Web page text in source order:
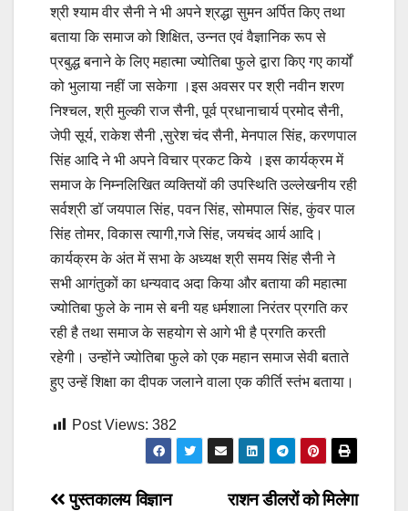
श्री श्याम वीर सैनी ने भी अपने श्रद्धा सुमन अर्पित किए तथा
बताया कि समाज को शिक्षित, उन्नत एवं वैज्ञानिक रूप से
प्रबुद्ध बनाने के लिए महात्मा ज्योतिबा फुले द्वारा किए गए कार्यों
को भुलाया नहीं जा सकेगा ।इस अवसर पर श्री नवीन शरण
निश्चल, श्री मुल्की राज सैनी, पूर्व प्रधानाचार्य प्रमोद सैनी,
जेपी सूर्य, राकेश सैनी ,सुरेश चंद सैनी, मेनपाल सिंह, करणपाल
सिंह आदि ने भी अपने विचार प्रकट किये ।इस कार्यक्रम में
समाज के निम्नलिखित व्यक्तियों की उपस्थिति उल्लेखनीय रही
सर्वश्री डॉ जयपाल सिंह, पवन सिंह, सोमपाल सिंह, कुंवर पाल
सिंह तोमर, विकास त्यागी,गजे सिंह, जयचंद आर्य आदि।
कार्यक्रम के अंत में सभा के अध्यक्ष श्री समय सिंह सैनी ने
सभी आगंतुकों का धन्यवाद अदा किया और बताया की महात्मा
ज्योतिबा फुले के नाम से बनी यह धर्मशाला निरंतर प्रगति कर
रही है तथा समाज के सहयोग से आगे भी है प्रगति करती
रहेगी। उन्होंने ज्योतिबा फुले को एक महान समाज सेवी बताते
हुए उन्हें शिक्षा का दीपक जलाने वाला एक कीर्ति स्तंभ बताया।
Post Views: 382
राशन डीलरों को मिलेगा
पुस्तकालय विज्ञान